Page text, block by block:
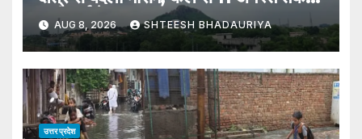
भारी वर्षा के आसार – Jhansi:
Weather Changes Due To A
Low-pressure Area Formed
Over The Bay Of Bengal
AUG 8, 2026 SHTEESH BHADAURIYA
उत्तर प्रदेश